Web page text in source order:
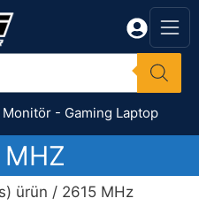
Monitör - Gaming Laptop
ürün / 2615 MHz